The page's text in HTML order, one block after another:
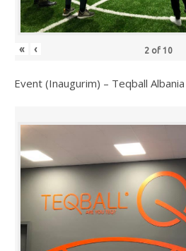
« ‹ 2 of 10
Event (Inaugurim) – Teqball